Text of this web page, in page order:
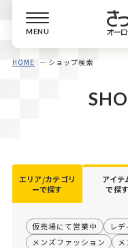
MENU
HOME ショップ検索
エリア/カテゴリ
ーで探す
アイテ
で探す
仮売場にて営業中
レ
メンズファッション